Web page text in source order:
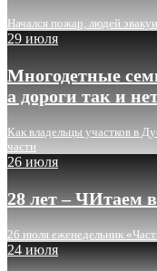
Начался пожар, людей
29 июля
Многодетные
а дороги так и
Как владельцы участков в
части
26 июля
28 лет – ЧИтаем
26 июля еженедельник
24 июля